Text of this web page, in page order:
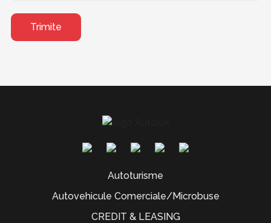
Trimite
Autoturisme
Autovehicule Comerciale/Microbuse
CREDIT & LEASING